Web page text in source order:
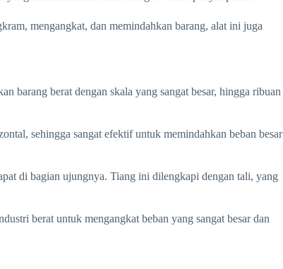
mengangkat, dan memindahkan barang, alat ini juga
barang berat dengan skala yang sangat besar, hingga ribuan
sehingga sangat efektif untuk memindahkan beban besar
di bagian ujungnya. Tiang ini dilengkapi dengan tali, yang
berat untuk mengangkat beban yang sangat besar dan